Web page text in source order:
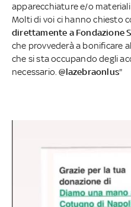
apparecchiature e/o
Molti di voi ci hanno chiesto
direttamente a Fondazione
che provvederà a bonificare
che si sta occupando degli
necessario. @lazebraonlus"